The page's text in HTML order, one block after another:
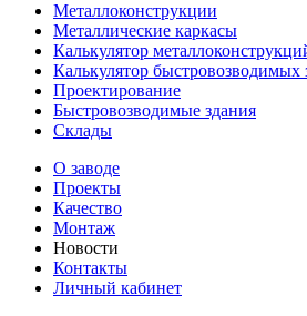
Металлоконструкции
Металлические каркасы
Калькулятор
Калькулятор быстровозводимых
Проектирование
Быстровозводимые здания
Склады
О заводе
Проекты
Качество
Монтаж
Новости
Контакты
Личный кабинет